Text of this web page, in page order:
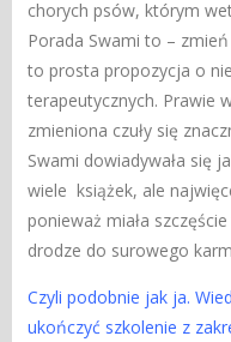
chorych psów, którym
Porada Swami to –
to prosta propozycja o
terapeutycznych. Prawie
zmieniona czuły się
Swami dowiadywała się
wiele książek, ale
ponieważ miała
drodze do surowego
Czyli podobnie jak ja.
ukończyć szkolenie z